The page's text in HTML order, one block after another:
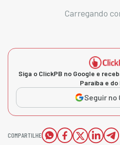
Carregando
Siga o ClickPB no Google e
Paraíba e do
Seguir no
COMPARTILHE